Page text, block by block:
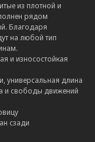
из плотной и
рядом
Благодаря
на любой тип
и износостойкая
универсальная длина
и свободы движений
сзади